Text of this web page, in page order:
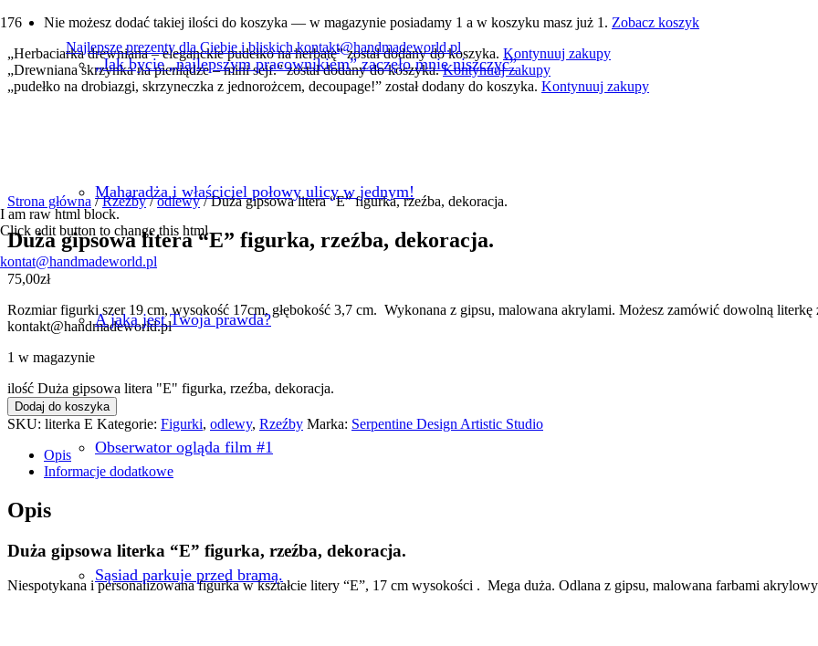
Najlepsze prezenty dla Ciebie i bliskich.kontakt@handmadeworld.pl
„Jak bycie „najlepszym pracownikiem” zaczęło mnie niszczyć”
Maharadża i właściciel połowy ulicy w jednym!
A jaka jest Twoja prawda?
Obserwator ogląda film #1
Sąsiad parkuje przed bramą.
I am raw html block.
Click edit button to change this html
kontat@handmadeworld.pl
Nie możesz dodać takiej ilości do koszyka — w magazynie posiadamy 1 a w koszyku masz już 1. Zobacz koszyk
„Herbaciarka drewniana – eleganckie pudełko na herbatę” został dodany do koszyka. Kontynuuj zakupy
„Drewniana skrzynka na pieniądze – mini sejf.” został dodany do koszyka.Kontynuuj zakupy
„pudełko na drobiazgi, skrzyneczka z jednorożcem, decoupage!” został dodany do koszyka. Kontynuuj zakupy
Strona główna /Rzeźby/odlewy/ Duża gipsowa litera “E” figurka, rzeźba, dekoracja.
Duża gipsowa litera “E” figurka, rzeźba, dekoracja.
75,00zł
Rozmiar figurki szer 19 cm, wysokość 17cm, głębokość 3,7 cm. Wykonana z gipsu, malowana akrylami. Możesz zamówić dowolną
kontakt@handmadeworld.pl
1 w magazynie
ilość Duża gipsowa litera "E" figurka, rzeźba, dekoracja.
Dodaj do koszyka
SKU: literka E Kategorie: Figurki, odlewy, Rzeźby Marka: Serpentine Design Artistic Studio
Opis
Informacje dodatkowe
Opis
Duża gipsowa literka “E” figurka, rzeźba, dekoracja.
Niespotykana i personalizowana figurka w kształcie litery “E”, 17 cm wysokości . Mega duża. Odlana z gipsu, malowana farbami